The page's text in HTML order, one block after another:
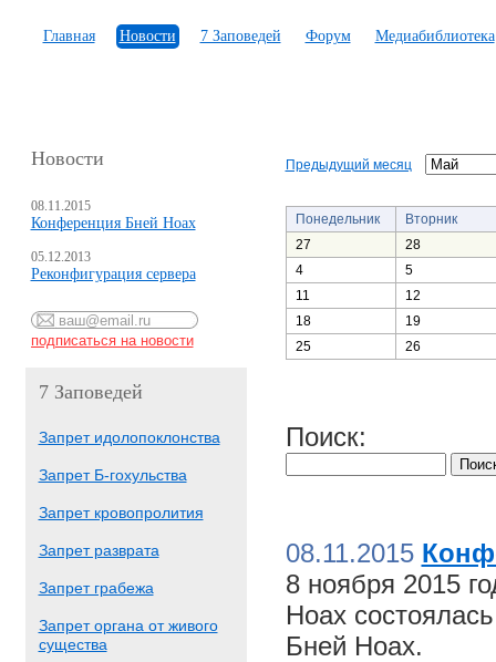
Главная Новости 7 Заповедей Форум Медиабиблиотека
Новости
08.11.2015
Конференция Бней Ноах
05.12.2013
Реконфигурация сервера
7 Заповедей
Запрет идолопоклонства
Запрет Б-гохульства
Запрет кровопролития
Запрет разврата
Запрет грабежа
Запрет органа от живого
существа
Предыдущий месяц
Понедельник
Вторник
27
28
4
5
11
12
18
19
25
26
Поиск:
08.11.2015
8 ноября 2015
Ноах
Бней Ноах.